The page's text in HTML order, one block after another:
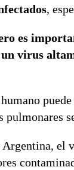
,
es
virus
pulmonares
Argentina,